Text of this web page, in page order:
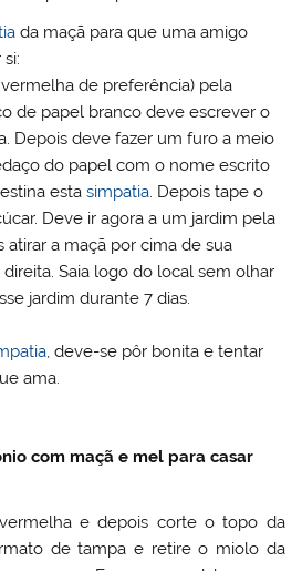
da maçã para que uma amigo
de preferência) pela
de papel branco deve escrever o
Depois deve fazer um furo a meio
do papel com o nome escrito
estasimpatia. Depois tape o
Deve ir agora a um jardim pela
atirar a maçã por cima de sua
Saia logo do local sem olhar
jardim durante 7 dias.
, deve-se pôr bonita e tentar
ama.
com maçã e mel para casar
e depois corte o topo da
de tampa e retire o miolo da